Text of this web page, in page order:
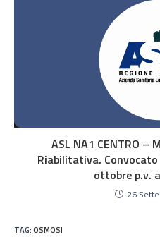
ASL NA1 CENTRO –
Riabilitativa.
ottobre p.v.
26
TAG:OSMOSI